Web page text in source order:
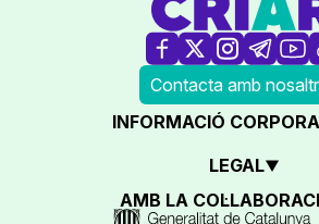
Contacta amb
INFORMACIÓ
LEGAL
AMB LA